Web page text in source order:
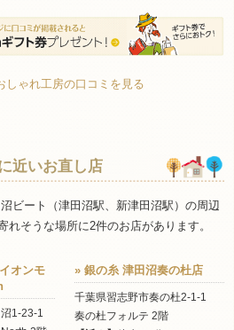
しゃれ工房の口コミを見る
近いお直し店
ビート（津田沼駅、新津田沼駅）の周辺
れそうな場所に2件のお店があります。
オンモ
1-23-1
» 銀の糸 津田沼奏の杜店
千葉県習志野市奏の杜2-1-1
奏の杜フォルテ 2階